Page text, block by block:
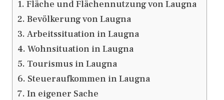
Fläche und Flächennutzung von Laugna
Bevölkerung von Laugna
Arbeitssituation in Laugna
Wohnsituation in Laugna
Tourismus in Laugna
Steueraufkommen in Laugna
In eigener Sache